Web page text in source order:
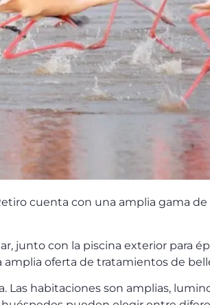
cuenta con una amplia gama
junto con la piscina exterior para
oferta de tratamientos de
habitaciones son amplias,